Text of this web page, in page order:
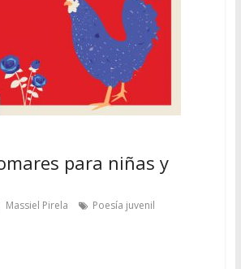
para niñas y
Massiel Pirela
Poesía juvenil